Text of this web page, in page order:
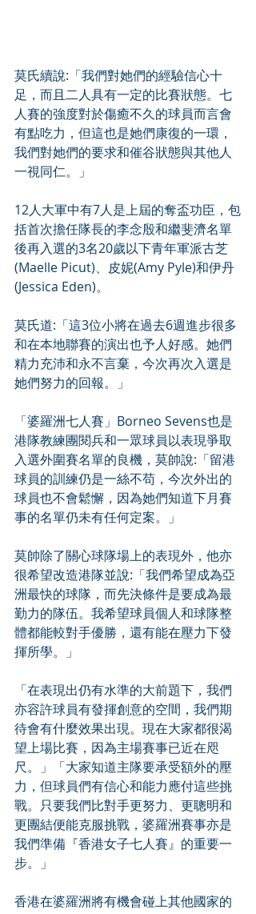
莫氏續說:「我們對她們的經驗信心十
足，而且二人具有一定的比賽狀態。七
人賽的強度對於傷癒不久的球員而言會
有點吃力，但這也是她們康復的一環，
我們對她們的要求和催谷狀態與其他人
一視同仁。」
12人大軍中有7人是上屆的奪盃功臣，包
括首次擔任隊長的李念殷和繼斐濟名單
後再入選的3名20歲以下青年軍派古芝
(Maelle Picut)、皮妮(Amy Pyle)和伊丹
(Jessica Eden)。
莫氏道:「這3位小將在過去6週進步很多
和在本地聯賽的演出也予人好感。她們
精力充沛和永不言棄，今次再次入選是
她們努力的回報。」
「婆羅洲七人賽」Borneo Sevens也是
港隊教練團閱兵和一眾球員以表現爭取
入選外圍賽名單的良機，莫帥說:「留港
球員的訓練仍是一絲不苟，今次外出的
球員也不會鬆懈，因為她們知道下月賽
事的名單仍未有任何定案。」
莫帥除了關心球隊場上的表現外，他亦
很希望改造港隊並說:「我們希望成為亞
洲最快的球隊，而先決條件是要成為最
勤力的隊伍。我希望球員個人和球隊整
體都能較對手優勝，還有能在壓力下發
揮所學。」
「在表現出仍有水準的大前題下，我們
亦容許球員有發揮創意的空間，我們期
待會有什麼效果出現。現在大家都很渴
望上場比賽，因為主場賽事已近在咫
尺。」「大家知道主隊要承受額外的壓
力，但球員們有信心和能力應付這些挑
戰。只要我們比對手更努力、更聰明和
更團結便能克服挑戰，婆羅洲賽事亦是
我們準備『香港女子七人賽』的重要一
步。」
香港在婆羅洲將有機會碰上其他國家的